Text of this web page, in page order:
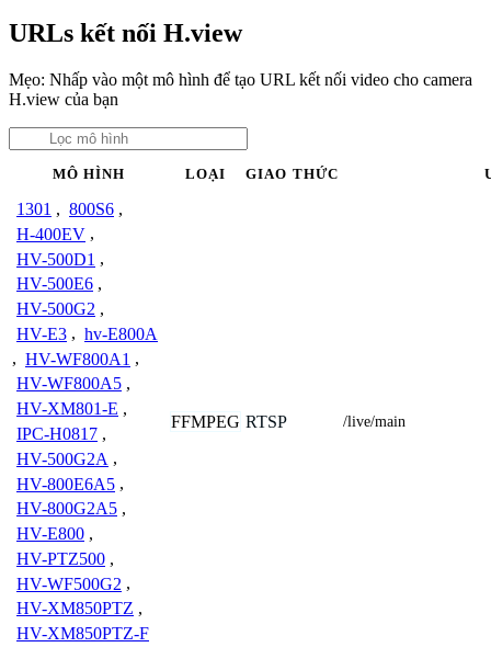
URLs kết nối H.view
Mẹo: Nhấp vào một mô hình để tạo URL kết nối video cho camera
H.view của bạn
MÔ HÌNH LOẠI GIAO THỨC
1301 , 800S6 ,
H-400EV ,
HV-500D1 ,
HV-500E6 ,
HV-500G2 ,
HV-E3 , hv-E800A
, HV-WF800A1 ,
HV-WF800A5 ,
HV-XM801-E ,
IPC-H0817 ,
HV-500G2A ,
HV-800E6A5 ,
HV-800G2A5 ,
HV-E800 ,
HV-PTZ500 ,
HV-WF500G2 ,
HV-XM850PTZ ,
HV-XM850PTZ-F
FFMPEG RTSP /live/main